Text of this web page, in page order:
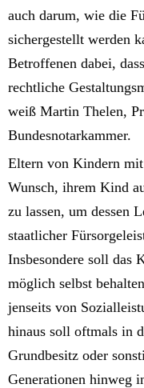
auch darum, wie die
sichergestellt werden
Betroffenen dabei,
rechtliche
weiß Martin Thelen,
Bundesnotarkammer.
Eltern von Kindern
Wunsch, ihrem Kind
zu lassen, um dessen
staatlicher
Insbesondere soll das
möglich selbst
jenseits von
hinaus soll oftmals in
Grundbesitz oder
Generationen hinweg